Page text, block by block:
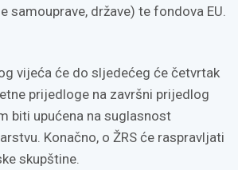
samouprave, države) te fondova EU.
vijeća će do sljedećeg će četvrtak
prijedloge na završni prijedlog
biti upućena na suglasnost
Konačno, o ŽRS će raspravljati
skupštine.